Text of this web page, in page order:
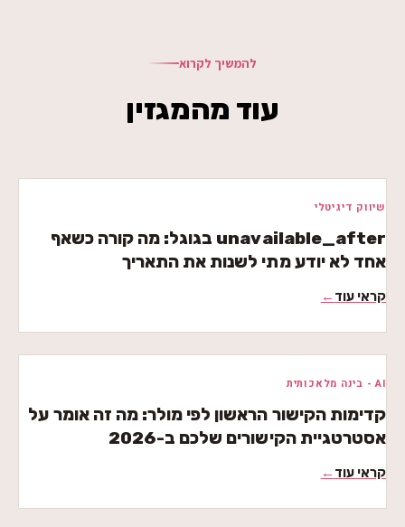
להמשיך לקרוא
עוד מהמגזין
שיווק דיגיטלי
unavailable_after בגוגל: מה קורה כשאף
אחד לא יודע מתי לשנות את התאריך
קראי עוד ←
AI - בינה מלאכותית
קדימות הקישור הראשון לפי מולר: מה זה אומר על
אסטרטגיית הקישורים שלכם ב-2026
קראי עוד ←